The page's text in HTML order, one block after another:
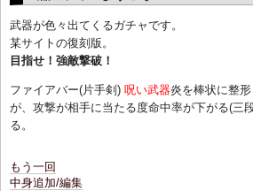
武器が色々出てくるガチャです。
某サイトの復刻版。
目指せ！強敵撃破！
ファイアバー(片手剣) 呪い武器炎を棒状に整
が、攻撃が相手に当たる度命中率が下がる(三
る。
もう一回
中身追加/編集